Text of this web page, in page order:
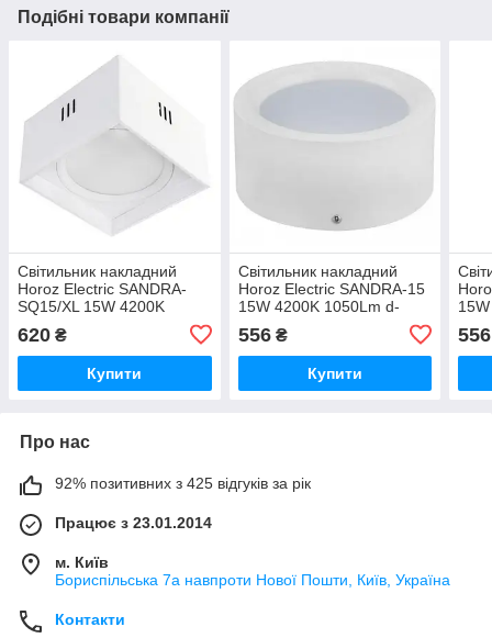
Подібні товари компанії
Світильник накладний
Horoz Electric SANDRA-
SQ15/XL 15W 4200K
1050Lm 182мм h-200мм
білий квадратний (016-
045-1015-030)
620 ₴
Купити
Світильник накладний
Horoz Electric SANDRA-15
15W 4200K 1050Lm d-
круглий (016-043-0015-
030)
556₴
Купити
060)
556
Про нас
92% позитивних з 425 відгуків за рік
Працює з 23.01.2014
м. Київ
Бориспільська 7а навпроти Нової Пошти, Київ, Україна
Контакти